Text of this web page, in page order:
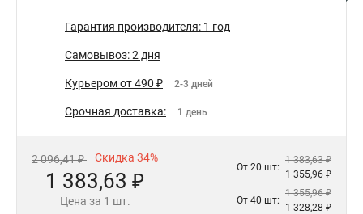
Гарантия производителя: 1 год
Самовывоз: 2 дня
Курьером от 490 ₽ 2-3 дней
Срочная доставка: 1 день
2 096,41 ₽ Скидка 34%
1 383,63 ₽
Цена за 1 шт.
От 20 шт:
1 383,63 ₽
1 355,96 ₽
От 40 шт:
1 355,96 ₽
1 328,28 ₽